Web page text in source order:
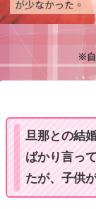
※自
旦那との結
ばかり言っ
たが、子供